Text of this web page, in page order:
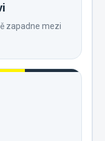
zapadne mezi